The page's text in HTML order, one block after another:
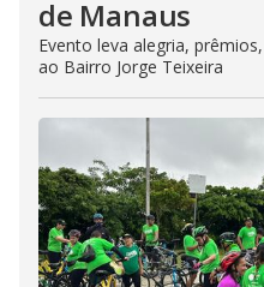
de Manaus
Evento leva alegria,
ao Bairro Jorge Teixeira